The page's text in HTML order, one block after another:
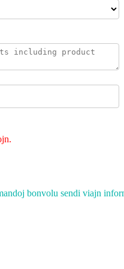
bonvolu sendi viajn